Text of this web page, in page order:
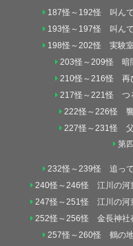
187怪～192怪 叫ん
193怪～197怪 叫ん
198怪～202怪 実験
203怪～209怪 暗
210怪～216怪 再
217怪～221怪 つ
222怪～226怪
227怪～231怪
第
232怪～239怪 追っ
240怪～246怪 江川の河
247怪～251怪 江川の河
252怪～256怪 金長神社
257怪～260怪 鶴の